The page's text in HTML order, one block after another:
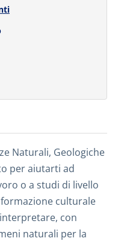
Naturali, Geologiche
per aiutarti ad
o a studi di livello
culturale
con
naturali per la